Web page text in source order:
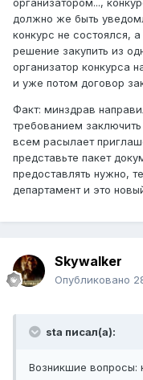
организатором...,
должно же быть
конкурс не состоялся,
решение закупить из
организатор конкурса
и уже потом договор
Факт: минздрав
требованием
всем расылает
представьте пакет
предоставлять нужно,
департамент и это
Skywalker
Опубликовано
sta писал(а):
Возникшие вопросы: